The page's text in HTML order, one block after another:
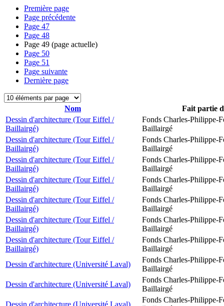
Première page
Page précédente
Page 47
Page 48
Page 49 (page actuelle)
Page 50
Page 51
Page suivante
Dernière page
Nom
Fait partie
Dessin d'architecture (Tour Eiffel /
Baillairgé)
Fonds Charles-Philippe-
Baillairgé
Dessin d'architecture (Tour Eiffel /
Baillairgé)
Fonds Charles-Philippe-
Baillairgé
Dessin d'architecture (Tour Eiffel /
Baillairgé)
Fonds Charles-Philippe-
Baillairgé
Dessin d'architecture (Tour Eiffel /
Baillairgé)
Fonds Charles-Philippe-
Baillairgé
Dessin d'architecture (Tour Eiffel /
Baillairgé)
Fonds Charles-Philippe-
Baillairgé
Dessin d'architecture (Tour Eiffel /
Baillairgé)
Fonds Charles-Philippe-
Baillairgé
Dessin d'architecture (Tour Eiffel /
Baillairgé)
Fonds Charles-Philippe-
Baillairgé
Dessin d'architecture (Université Laval)
Fonds Charles-Philippe-
Baillairgé
Dessin d'architecture (Université Laval)
Fonds Charles-Philippe-
Baillairgé
Dessin d'architecture (Université Laval)
Fonds Charles-Philippe-